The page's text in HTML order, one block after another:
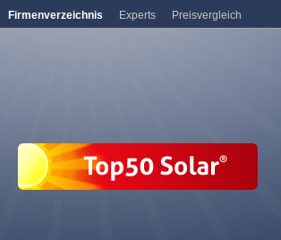
Firmenverzeichnis Experts Preisvergleich